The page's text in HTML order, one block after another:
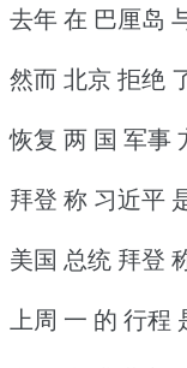
去年 在 巴厘岛
然而 北京 拒绝
恢复 两 国 军事
拜登 称 习近平
美国 总统 拜登
上周 一 的 行程